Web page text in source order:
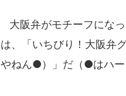
大阪弁がモチーフにな
は、「いちびり！大阪弁
やねん●）」だ（●はハー